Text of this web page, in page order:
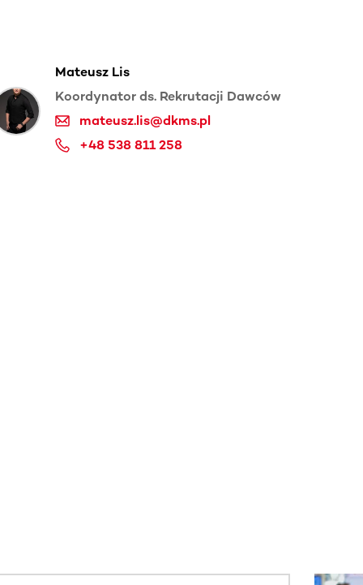
Mateusz Lis
Koordynator ds. Rekrutacji Dawców
mateusz.lis@dkms.pl
+48 538 811 258